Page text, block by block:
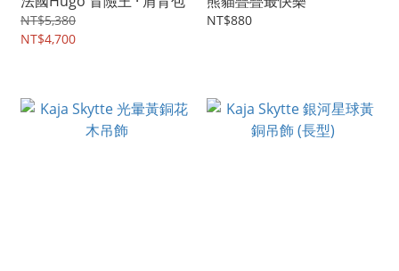
NT$5,380
NT$4,700
NT$880